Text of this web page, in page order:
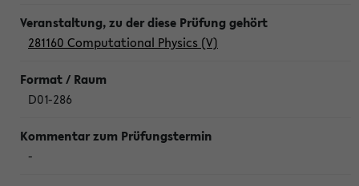
281160 Computational Physics (V)
D01-286
-